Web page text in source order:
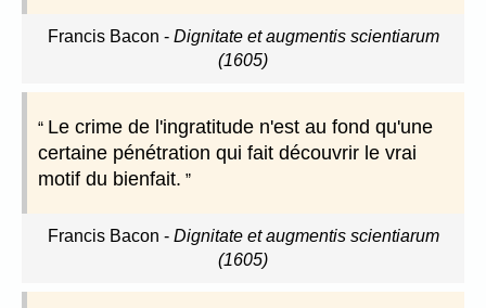
Francis Bacon - Dignitate et augmentis scientiarum
(1605)
Le crime de l'ingratitude n'est au fond qu'une
certaine pénétration qui fait découvrir le vrai
motif du bienfait.
Francis Bacon - Dignitate et augmentis scientiarum
(1605)